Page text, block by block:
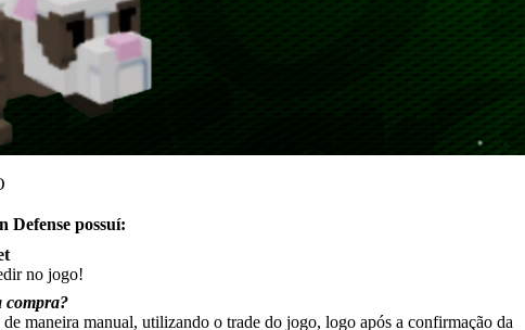
Defense possuí:
no jogo!
compra?
maneira manual, utilizando o trade do jogo, logo após a confirmação da